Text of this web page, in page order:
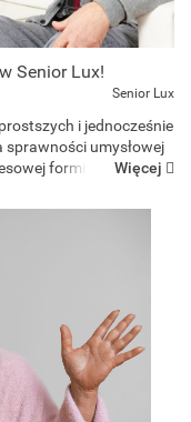
Senior Lux!
Senior Lux
i jednocześnie
umysłowej
formie kryje się ich
Więcej